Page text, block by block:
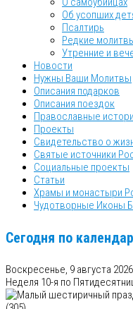
Об усопших
Псалтирь
Редкие
Утренние и
Новости
Нужны Ваши Молитвы
Описания подарков
Описания поездок
Православные
Проекты
Свидетельство о
Святые источники
Социальные проекты
Статьи
Храмы и монастыри
Чудотворные Иконы
Сегодня по
Воскресенье, 9 августа
Неделя 10-я по